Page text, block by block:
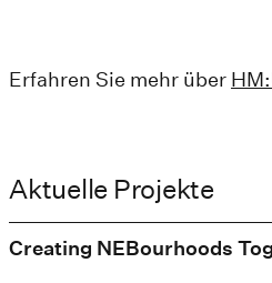
Erfahren Sie mehr über
Aktuelle Projekte
Creating NEBourhoods